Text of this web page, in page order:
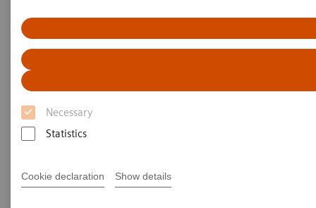
Necessary
Statistics
Cookie declaration Show details
SOMATOM X
DICOM Conformance
Statements - SOMATOM X